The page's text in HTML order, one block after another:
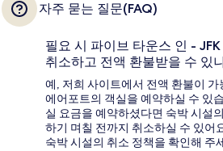
자주 묻는 질문(FAQ)
필요 시 파이브 타운스 인 -
취소하고 전액 환불받을 수 있
예, 저희 사이트에서 전액 환불이
에어포트의 객실을 예약하실 수 있
실 요금을 예약하셨다면 숙박 시설
하기 며칠 전까지 취소하실 수 있어
숙박 시설의 취소 정책을 확인해 주